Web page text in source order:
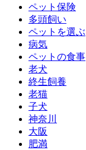
ペット保険
多頭飼い
ペットを選ぶ
病気
ペットの食事
老犬
終生飼養
老猫
子犬
神奈川
大阪
肥満